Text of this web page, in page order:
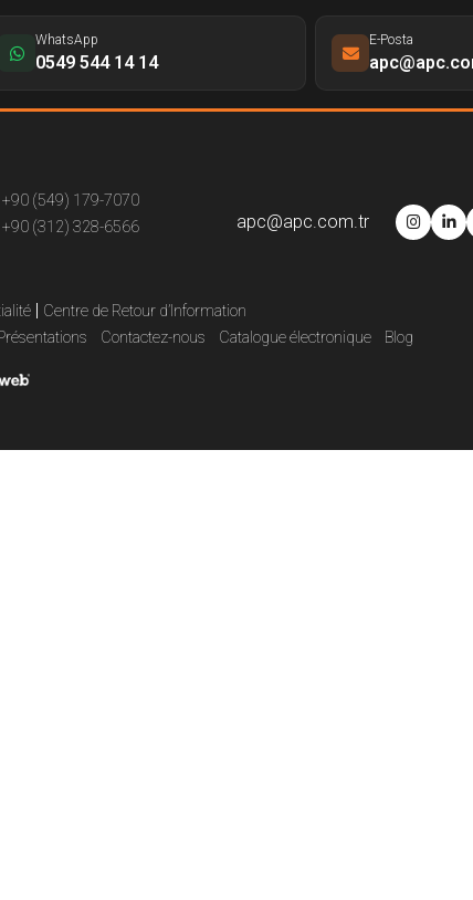
WhatsApp
0549 544 14 14
E-Posta
+90 (549) 179-7070
+90 (312) 328-6566
apc@apc.com.tr
| Centre de Retour d’Information
Contactez-nous Catalogue électronique Blog